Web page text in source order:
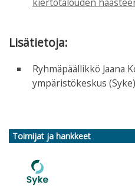
Lisätietoja:
Ryhmäpäällikkö Jaana
ympäristökeskus
Toimijat ja hankkeet